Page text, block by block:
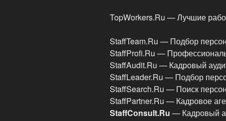
TopWorkers.Ru — Лучшие
StaffTeam.Ru — Подбор
StaffProfi.Ru —
StaffAudit.Ru — Кадровый
StaffLeader.Ru — Подбор
StaffSearch.Ru — Поиск
StaffPartner.Ru — Кадровое
StaffConsult.Ru — Кадровый